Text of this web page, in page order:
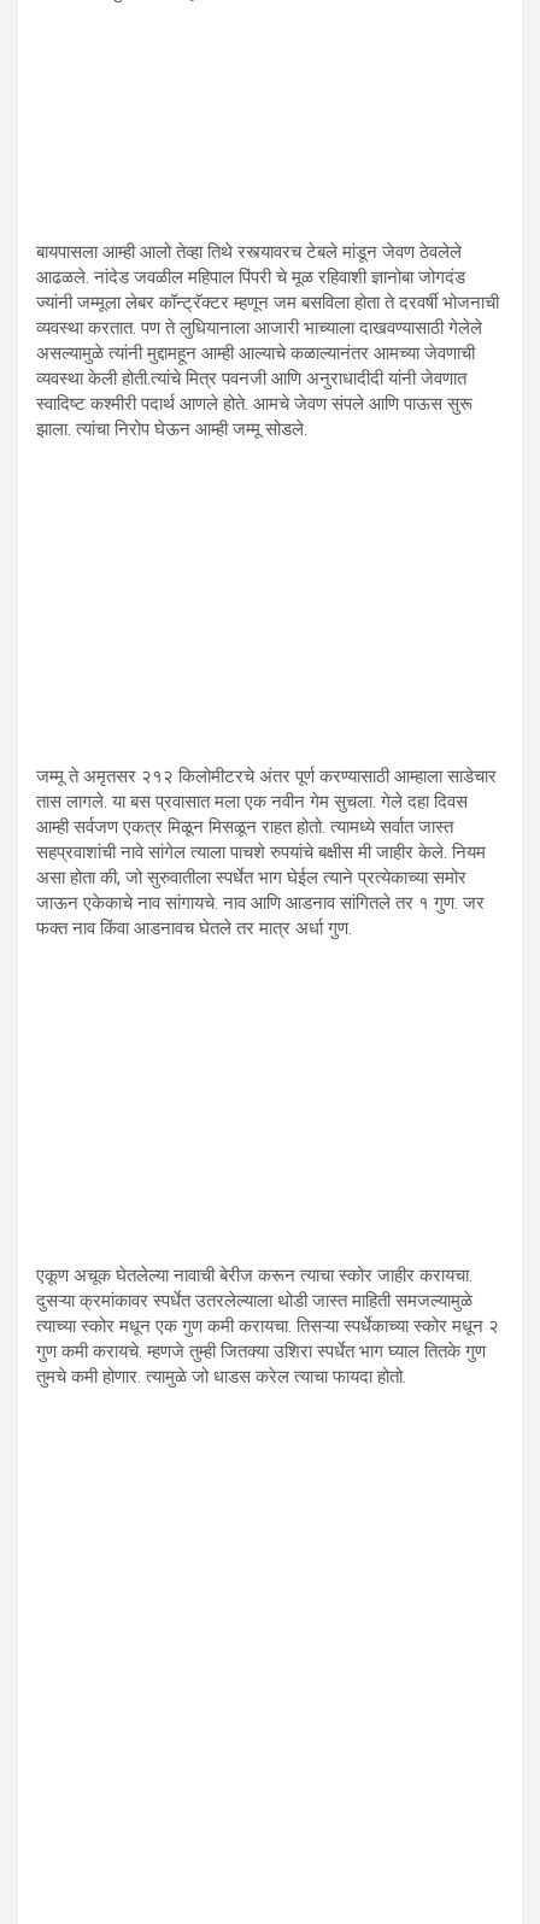
बायपासला आम्ही आलो तेव्हा तिथे रस्त्यावरच टेबले मांडून जेवण ठेवलेले
आढळले. नांदेड जवळील महिपाल पिंपरी चे मूळ रहिवाशी ज्ञानोबा जोगदंड
ज्यांनी जम्मूला लेबर कॉन्ट्रॅक्टर म्हणून जम बसविला होता ते दरवर्षी भोजनाची
व्यवस्था करतात. पण ते लुधियानाला आजारी भाच्याला दाखवण्यासाठी गेलेले
असल्यामुळे त्यांनी मुद्दामहून आम्ही आल्याचे कळाल्यानंतर आमच्या जेवणाची
व्यवस्था केली होती.त्यांचे मित्र पवनजी आणि अनुराधादीदी यांनी जेवणात
स्वादिष्ट कश्मीरी पदार्थ आणले होते. आमचे जेवण संपले आणि पाऊस सुरू
झाला. त्यांचा निरोप घेऊन आम्ही जम्मू सोडले.
जम्मू ते अमृतसर २१२ किलोमीटरचे अंतर पूर्ण करण्यासाठी आम्हाला साडेचार
तास लागले. या बस प्रवासात मला एक नवीन गेम सुचला. गेले दहा दिवस
आम्ही सर्वजण एकत्र मिळून मिसळून राहत होतो. त्यामध्ये सर्वात जास्त
सहप्रवाशांची नावे सांगेल त्याला पाचशे रुपयांचे बक्षीस मी जाहीर केले. नियम
असा होता की, जो सुरुवातीला स्पर्धेत भाग घेईल त्याने प्रत्येकाच्या समोर
जाऊन एकेकाचे नाव सांगायचे. नाव आणि आडनाव सांगितले तर १ गुण. जर
फक्त नाव किंवा आडनावच घेतले तर मात्र अर्धा गुण.
एकूण अचूक घेतलेल्या नावाची बेरीज करून त्याचा स्कोर जाहीर करायचा.
दुसऱ्या क्रमांकावर स्पर्धेत उतरलेल्याला थोडी जास्त माहिती समजल्यामुळे
त्याच्या स्कोर मधून एक गुण कमी करायचा. तिसऱ्या स्पर्धेकाच्या स्कोर मधून २
गुण कमी करायचे. म्हणजे तुम्ही जितक्या उशिरा स्पर्धेत भाग घ्याल तितके गुण
तुमचे कमी होणार. त्यामुळे जो धाडस करेल त्याचा फायदा होतो.